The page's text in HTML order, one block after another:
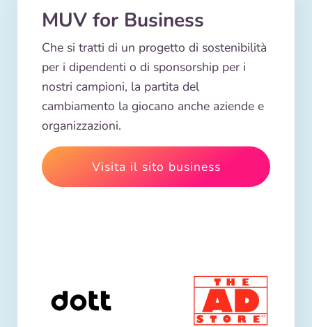
MUV for Business
Che si tratti di un progetto di sostenibilità
per i dipendenti o di sponsorship per i
nostri campioni, la partita del
cambiamento la giocano anche aziende e
organizzazioni.
Visita il sito business